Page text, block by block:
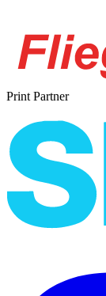
Print Partner